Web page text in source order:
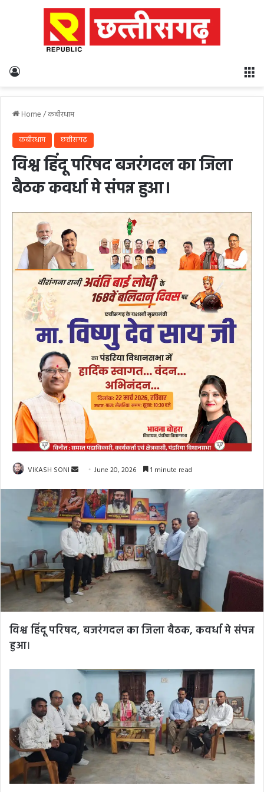
Home/कबीरधाम
कबीरधाम छत्तीसगढ़
विश्व हिंदू परिषद बजरंगदल का जिला
बैठक कवर्धा मे संपन्न हुआ।
VIKASH SONI
Send
email
June 20, 2026 1 minute read
विश्व हिंदू परिषद, बजरंगदल का जिला बैठक, कवर्धा मे संपन्न
हुआ।